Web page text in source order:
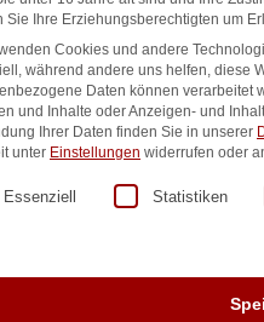
erstellen: Design & Druck
10,00
Preisgünstiger,
Das PDF erhalten
Sie Ihre Erziehungsberechtigten um
Cookies und andere
während andere uns helfen, diese
Daten können verarbeitet
und Inhalte oder Anzeigen- und
Ihrer Daten finden Sie in unserer
unter Einstellungen widerrufen oder
eine Liste der Service-
Essenziell Statistiken